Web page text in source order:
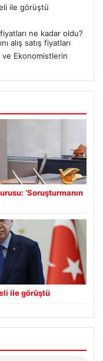
ile görüştü
ne kadar oldu?
alış satış fiyatları
ve Ekonomistlerin
‘Soruşturmanın
ile görüştü